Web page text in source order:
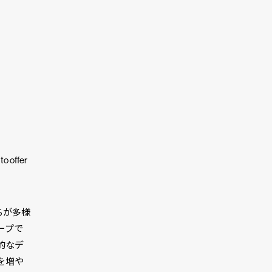
offer
が多様
プで
なデ
増や